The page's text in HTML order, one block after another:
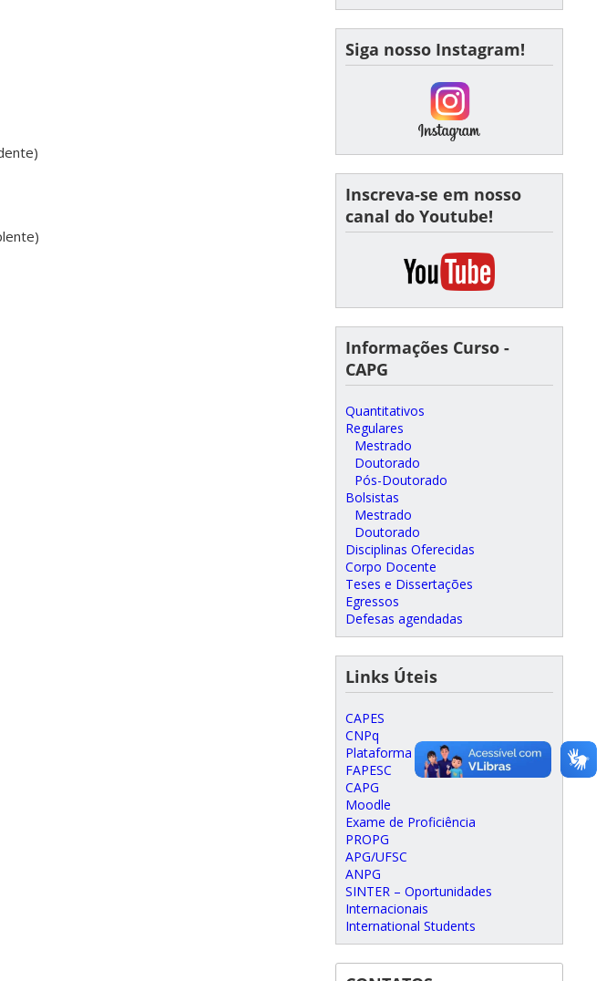
Siga nosso Instagram!
Inscreva-se em nosso
canal do Youtube!
Informações Curso -
CAPG
Quantitativos
Regulares
Mestrado
Doutorado
Pós-Doutorado
Bolsistas
Mestrado
Doutorado
Disciplinas Oferecidas
Corpo Docente
Teses e Dissertações
Egressos
Defesas agendadas
Links Úteis
CAPES
CNPq
Plataforma Lattes
FAPESC
CAPG
Moodle
Exame de Proficiência
PROPG
APG/UFSC
ANPG
SINTER – Oportunidades
Internacionais
International Students